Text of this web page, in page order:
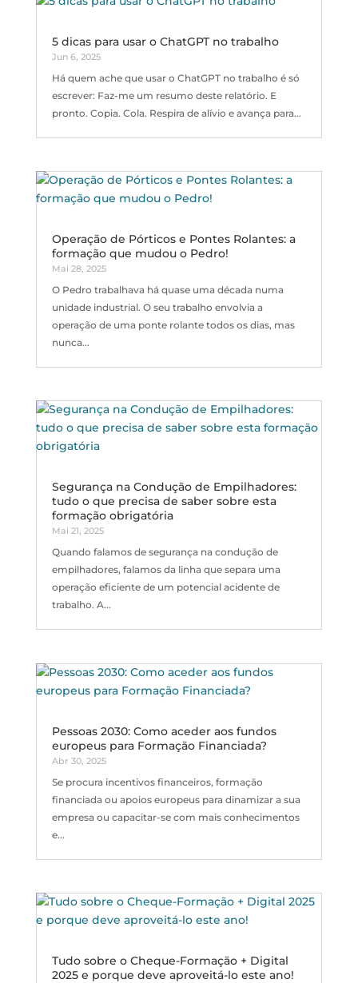
5 dicas para usar o ChatGPT no trabalho
Jun 6, 2025
Há quem ache que usar o ChatGPT no trabalho é só
escrever: Faz-me um resumo deste relatório. E
pronto. Copia. Cola. Respira de alívio e avança para...
Operação de Pórticos e Pontes Rolantes: a
formação que mudou o Pedro!
Mai 28, 2025
O Pedro trabalhava há quase uma década numa
unidade industrial. O seu trabalho envolvia a
operação de uma ponte rolante todos os dias, mas
nunca...
Segurança na Condução de Empilhadores:
tudo o que precisa de saber sobre esta
formação obrigatória
Mai 21, 2025
Quando falamos de segurança na condução de
empilhadores, falamos da linha que separa uma
operação eficiente de um potencial acidente de
trabalho. A...
Pessoas 2030: Como aceder aos fundos
europeus para Formação Financiada?
Abr 30, 2025
Se procura incentivos financeiros, formação
financiada ou apoios europeus para dinamizar a sua
empresa ou capacitar-se com mais conhecimentos
e...
Tudo sobre o Cheque-Formação + Digital
2025 e porque deve aproveitá-lo este ano!